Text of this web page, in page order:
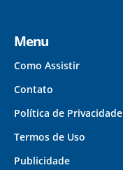
Menu
Como Assistir
Contato
Política de Privacidade
Termos de Uso
Publicidade